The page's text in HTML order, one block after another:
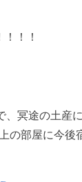
！！！
冥途の土産
の部屋に今後